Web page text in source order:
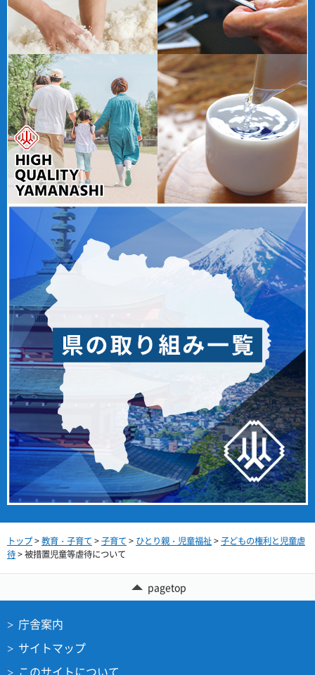
トップ>教育・子育て >子育て > ひとり親・児童福祉>子どもの権利と児童虐
待> 被措置児童等虐待について
pagetop
庁舎案内
サイトマップ
このサイトについて